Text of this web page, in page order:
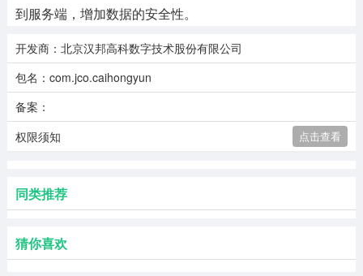
到服务端，增加数据的安全性。
开发商：北京汉邦高科数字技术股份有限公司
包名：com.jco.caihongyun
备案：
权限须知
点击查看
同类推荐
猜你喜欢